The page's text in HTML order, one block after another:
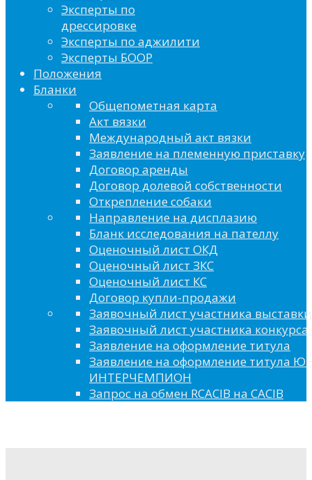
Эксперты по
дрессировке
Эксперты по аджилити
Эксперты БООР
Положения
Бланки
Общепометная карта
Акт вязки
Международный акт вязки
Заявление на племенную приставку
Договор аренды
Договор долевой собственности
Открепление собаки
Направление на дисплазию
Бланк исследования на пателлу
Оценочный лист ОКД
Оценочный лист ЗКС
Оценочный лист КС
Договор купли-продажи
Заявочный лист участника выставки
Заявочный лист участника конкурса
Заявление на оформление титула
Заявление на оформление титула
ИНТЕРЧЕМПИОН
Запрос на обмен RCACIB на CACIB